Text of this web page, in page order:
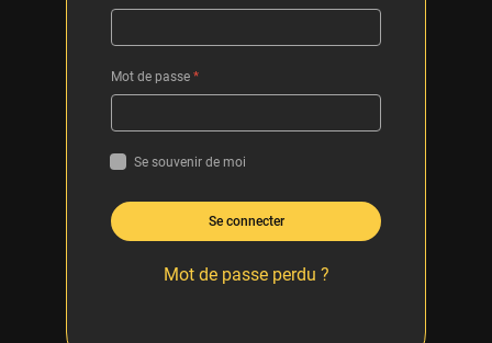
Mot de passe *
Se souvenir de moi
Se connecter
Mot de passe perdu ?